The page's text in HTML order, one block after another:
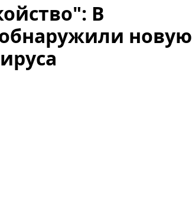
В
новую